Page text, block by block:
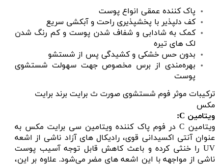
پاک کننده عمقی انواع پوست
کف دلپذیر با پخشپذیری راحت و آبکشی سریع
کمک به شادابی و شفاف شدن پوست و کم رنگ شدن
لک های تیره
بدون حس خشکی و کشیدگی پس از شستشو
بهره‌مندی از برس مخصوص جهت سهولت شستشوی
پوست
ترکیبات موثر فوم شستشوی صورت ث برایت برند برایت
مکس
ویتامین C:
ویتامین C در فوم پاک کننده ویتامین سی برایت مکس به
عنوان آنتی اکسیدانی قوی، رادیکال های آزاد ناشی از اشعه
UV را خنثی کرده و باعث کاهش قابل توجه آسیب پوست
ناشی از مواجهه با این اشعه های مضر می‌شود. علاوه بر این،